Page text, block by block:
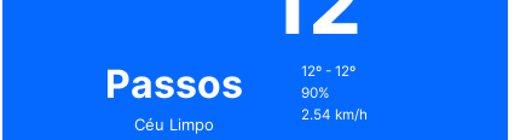
Passos
Céu Limpo
12º - 12º
90%
2.54 km/h